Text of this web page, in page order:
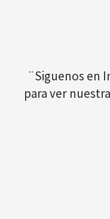
¨Siguenos en
para ver